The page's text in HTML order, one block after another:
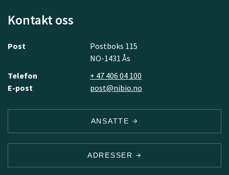
Kontakt oss
Post
Postboks 115
NO-1431 Ås
Telefon
+ 47 406 04 100
E-post
post@nibio.no
ANSATTE
ADRESSER